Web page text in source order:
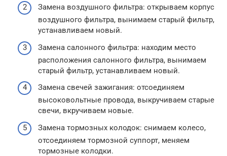
Замена воздушного фильтра: открываем корпус
воздушного фильтра, вынимаем старый фильтр,
устанавливаем новый.
Замена салонного фильтра: находим место
расположения салонного фильтра, вынимаем
старый фильтр, устанавливаем новый.
Замена свечей зажигания: отсоединяем
высоковольтные провода, выкручиваем старые
свечи, вкручиваем новые.
Замена тормозных колодок: снимаем колесо,
отсоединяем тормозной суппорт, меняем
тормозные колодки.